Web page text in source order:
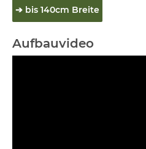
➔ bis 140cm Breite
Aufbauvideo